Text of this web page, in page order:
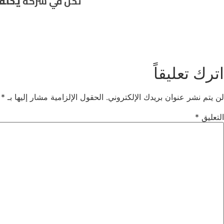
اترك تعليقاً
لن يتم نشر عنوان بريدك الإلكتروني. الحقول الإلزامية مشار إليها بـ *
التعليق *